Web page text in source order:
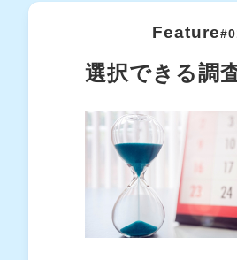
Feature
選択できる調